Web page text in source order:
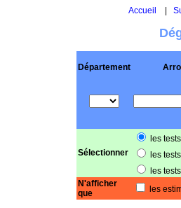
Accueil
Département
Sélectionner
les
les
les
N'afficher
que
les